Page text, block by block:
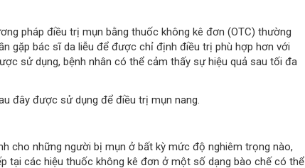
pháp điều trị mụn bằng thuốc không kê đơn (OTC) thường
gặp bác sĩ da liễu để được chỉ định điều trị phù hợp hơn với
sử dụng, bệnh nhân có thể cảm thấy sự hiệu quả sau tối đa
đây được sử dụng để điều trị mụn nang.
cho những người bị mụn ở bất kỳ mức độ nghiêm trọng nào,
tại các hiệu thuốc không kê đơn ở một số dạng bào chế có thể